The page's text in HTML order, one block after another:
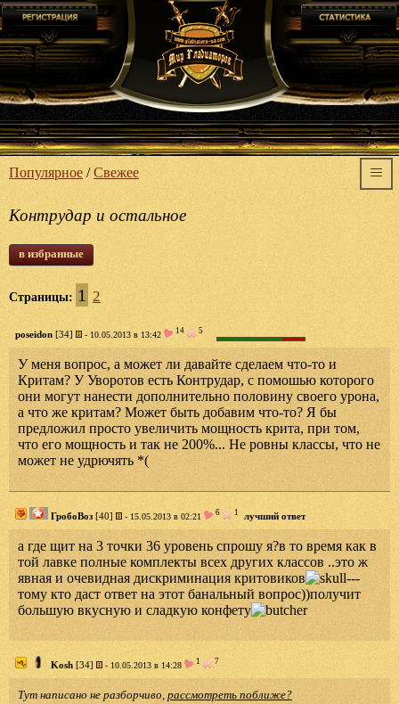
Популярное /Свежее
Контрудар и остальное
в избранные
Страницы: 1 2
poseidon [34] - 10.05.2013 в 13:42 14 5
У меня вопрос, а может ли давайте сделаем что-то и
Критам? У Уворотов есть Контрудар, с помошью которого
они могут нанести дополнительно половину своего урона,
а что же критам? Может быть добавим что-то? Я бы
предложил просто увеличить мощность крита, при том,
что его мощность и так не 200%... Не ровны классы, что не
может не удрючять *(
ГробоВоз[40] - 15.05.2013 в 02:21 6 1 лучший ответ
а где щит на 3 точки 36 уровень спрошу я?в то время как в
той лавке полные комплекты всех других классов ..это ж
явная и очевидная дискриминация критовиков
---
тому кто даст ответ на этот банальный вопрос))получит
большую вкусную и сладкую конфету
Kosh [34] - 10.05.2013 в 14:28 1 7
Тут написано не разборчиво, рассмотреть поближе?